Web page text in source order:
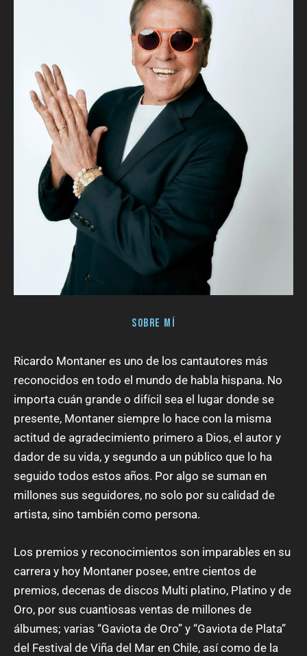
Sobre mí
Ricardo Montaner es uno de los cantautores más
reconocidos en todo el mundo de habla hispana. No
importa cuán grande o difícil sea el lugar donde se
presente, Montaner siempre lo hace con la misma
actitud de agradecimiento primero a Dios, el autor y
dador de su vida, y segundo a un público que lo ha
seguido todos estos años. Por algo se suman en
millones sus seguidores, no solo por su calidad de
artista, sino también como persona.
Los premios y reconocimientos son imparables en su
carrera y hoy Montaner posee, entre cientos de
premios, decenas de discos Multi platino, Platino y de
Oro, por sus cuantiosas ventas de millones de
álbumes; varias “Gaviota de Oro” y “Gaviota de Plata”
del Festival de Viña del Mar en Chile, así como de la